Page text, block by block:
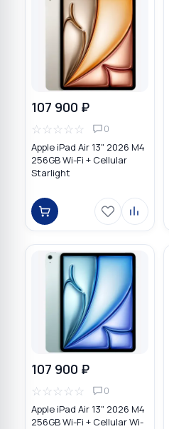
107 900 ₽
☆☆☆☆☆ 0
Apple iPad Air 13" 2026 M4
256GB Wi-Fi + Cellular
Starlight
107 900 ₽
☆☆☆☆☆ 0
Apple iPad Air 13" 2026 M4
256GB Wi-Fi + Cellular Wi-